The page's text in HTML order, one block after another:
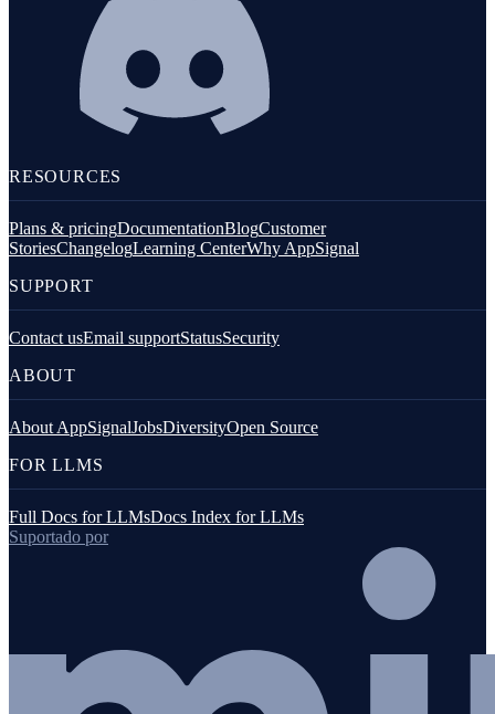
RESOURCES
Plans & pricingDocumentationBlogCustomer
StoriesChangelogLearning CenterWhy AppSignal
SUPPORT
Contact usEmail supportStatusSecurity
ABOUT
About AppSignalJobsDiversityOpen Source
FOR LLMS
Full Docs for LLMsDocs Index for LLMs
Suportado por